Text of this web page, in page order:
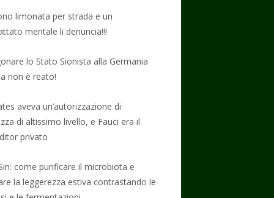
limonata per strada e un
mentale li denuncia!!!
lo Stato Sionista alla Germania
non è reato!
aveva un’autorizzazione di
di altissimo livello, e Fauci era il
privato
come purificare il microbiota e
la leggerezza estiva contrastando le